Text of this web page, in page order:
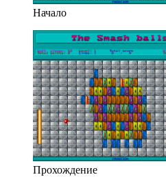
Начало
Прохождение